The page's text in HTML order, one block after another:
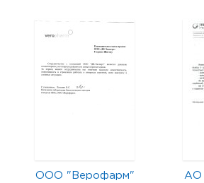
ООО "Верофарм"
АО